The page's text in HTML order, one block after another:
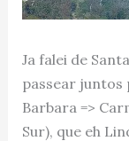
Ja falei de
passear juntos
Barbara =>
Sur), que eh